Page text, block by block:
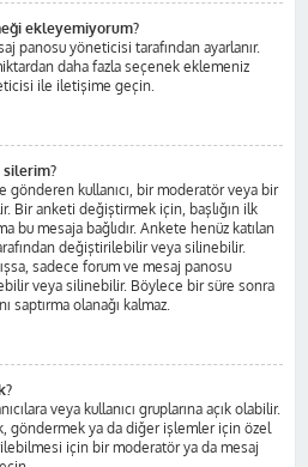
ekleyemiyorum?
panosu yöneticisi tarafından ayarlanır.
daha fazla seçenek eklemeniz
ile iletişime geçin.
silerim?
kullanıcı, bir moderatör veya bir
Bir anketi değiştirmek için, başlığın ilk
bu mesaja bağlıdır. Ankete henüz katılan
değiştirilebilir veya silinebilir.
sadece forum ve mesaj panosu
veya silinebilir. Böylece bir süre sonra
saptırma olanağı kalmaz.
veya kullanıcı gruplarına açık olabilir.
göndermek ya da diğer işlemler için özel
için bir moderatör ya da mesaj